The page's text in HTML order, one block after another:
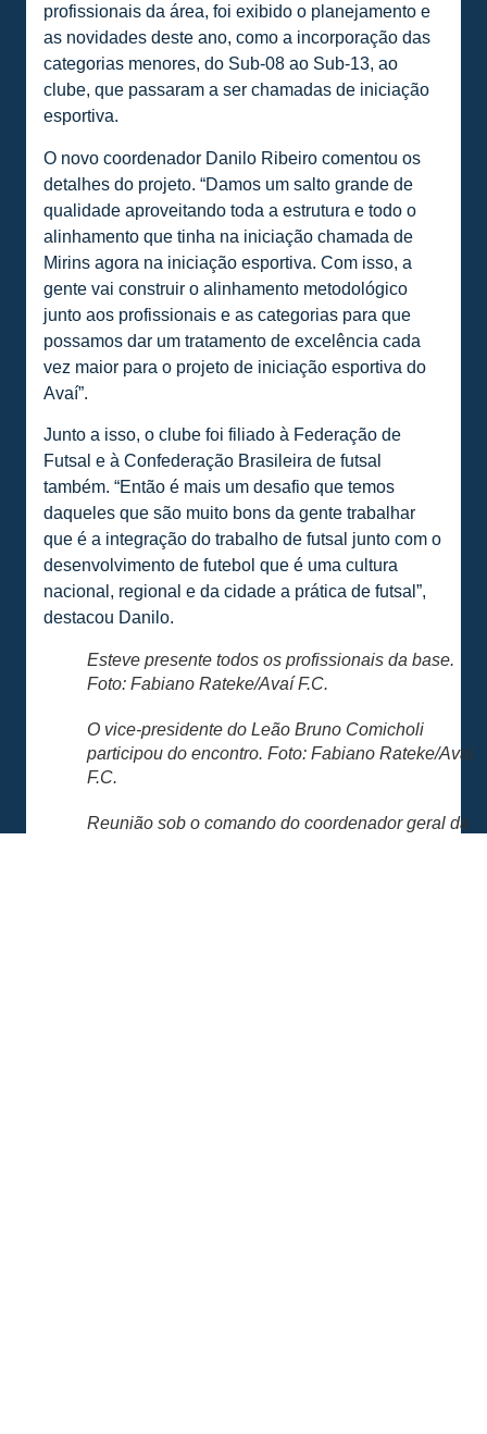
profissionais da área, foi exibido o planejamento e
as novidades deste ano, como a incorporação das
categorias menores, do Sub-08 ao Sub-13, ao
clube, que passaram a ser chamadas de iniciação
esportiva.
O novo coordenador Danilo Ribeiro comentou os
detalhes do projeto. “Damos um salto grande de
qualidade aproveitando toda a estrutura e todo o
alinhamento que tinha na iniciação chamada de
Mirins agora na iniciação esportiva. Com isso, a
gente vai construir o alinhamento metodológico
junto aos profissionais e as categorias para que
possamos dar um tratamento de excelência cada
vez maior para o projeto de iniciação esportiva do
Avaí”.
Junto a isso, o clube foi filiado à Federação de
Futsal e à Confederação Brasileira de futsal
também. “Então é mais um desafio que temos
daqueles que são muito bons da gente trabalhar
que é a integração do trabalho de futsal junto com o
desenvolvimento de futebol que é uma cultura
nacional, regional e da cidade a prática de futsal”,
destacou Danilo.
Esteve presente todos os profissionais da base.
Foto: Fabiano Rateke/Avaí F.C.
O vice-presidente do Leão Bruno Comicholi
participou do encontro. Foto: Fabiano Rateke/Avaí
F.C.
Reunião sob o comando do coordenador geral da